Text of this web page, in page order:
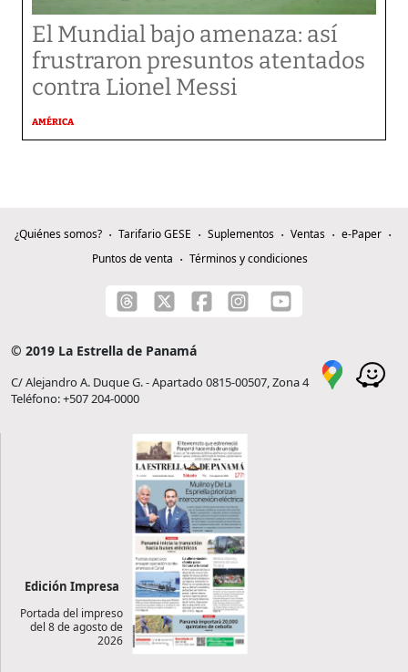
El Mundial bajo amenaza: así
frustraron presuntos atentados
contra Lionel Messi
AMÉRICA
¿Quiénes somos? Tarifario GESE Suplementos Ventas
e-Paper
Puntos de venta
Términos y condiciones
© 2019 La Estrella de Panamá
C/ Alejandro A. Duque G. - Apartado 0815-00507, Zona 4
Teléfono: +507 204-0000
Edición Impresa
Portada del impreso
del 8 de agosto de
2026